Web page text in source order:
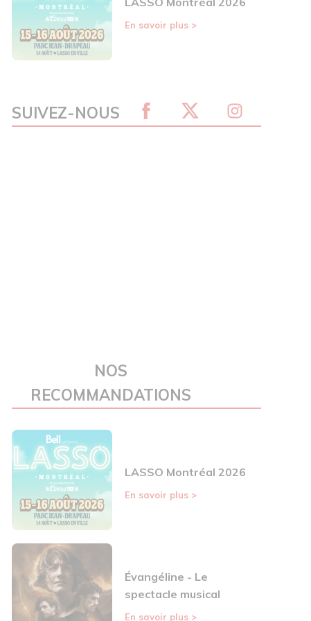
En savoir plus >
SUIVEZ-NOUS
NOS
RECOMMANDATIONS
LASSO Montréal 2026
En savoir plus >
Évangéline - Le
spectacle musical
En savoir plus >